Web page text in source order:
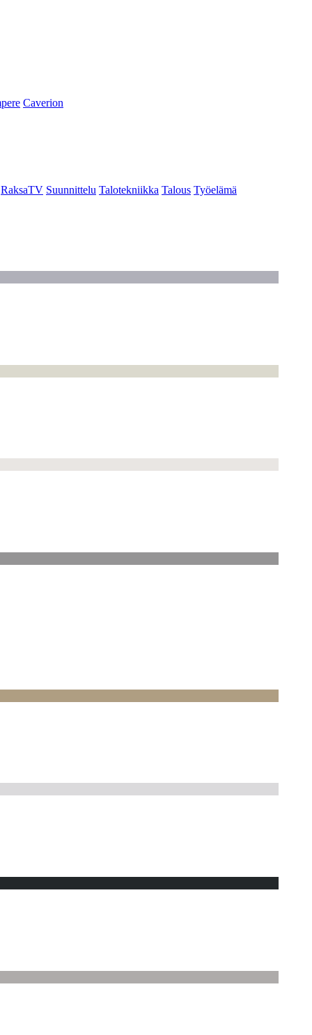
Caverion
RaksaTV Suunnittelu Talotekniikka Talous Työelämä